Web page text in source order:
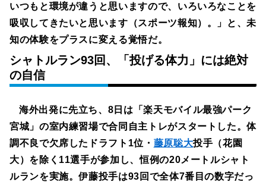
いつもと環境が違うと思いますので、いろいろなことを
吸収してきたいと思います（スポーツ報知）。」と、未
知の体験をプラスに変える覚悟だ。
シャトルラン93回、「投げる体力」には絶対
の自信
海外出発に先立ち、8日は「楽天モバイル最強パーク
宮城」の室内練習場で合同自主トレがスタートした。体
調不良で欠席したドラフト1位・ 藤原聡大投手（花園
大）を除く11選手が参加し、恒例の20メートルシャト
ルランを実施。伊藤投手は93回で全体7番目の数字だっ